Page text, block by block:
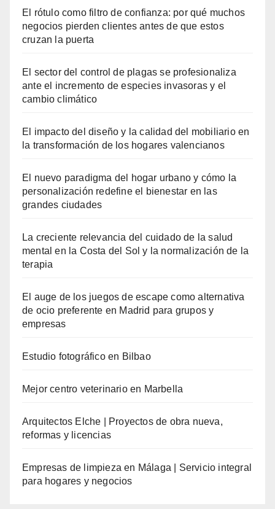
El rótulo como filtro de confianza: por qué muchos
negocios pierden clientes antes de que estos
cruzan la puerta
El sector del control de plagas se profesionaliza
ante el incremento de especies invasoras y el
cambio climático
El impacto del diseño y la calidad del mobiliario en
la transformación de los hogares valencianos
El nuevo paradigma del hogar urbano y cómo la
personalización redefine el bienestar en las
grandes ciudades
La creciente relevancia del cuidado de la salud
mental en la Costa del Sol y la normalización de la
terapia
El auge de los juegos de escape como alternativa
de ocio preferente en Madrid para grupos y
empresas
Estudio fotográfico en Bilbao
Mejor centro veterinario en Marbella
Arquitectos Elche | Proyectos de obra nueva,
reformas y licencias
Empresas de limpieza en Málaga | Servicio integral
para hogares y negocios